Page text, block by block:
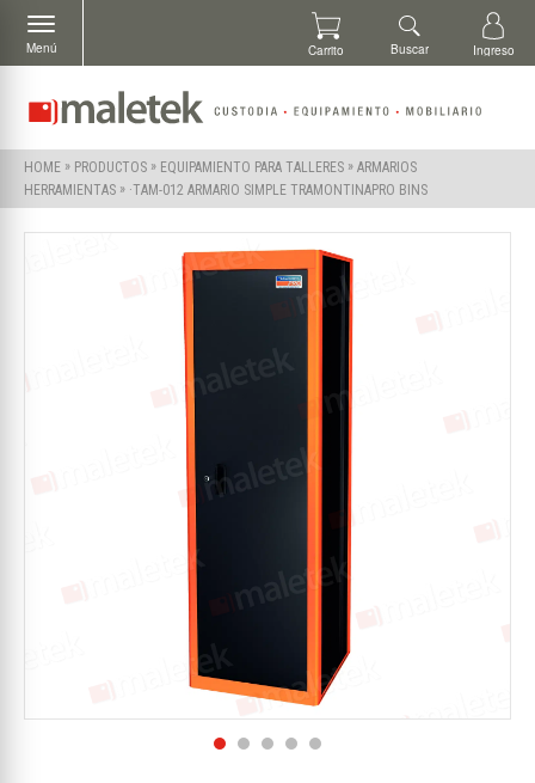
HOME » PRODUCTOS » EQUIPAMIENTO PARA TALLERES » ARMARIOS
HERRAMIENTAS » ·TAM-012 ARMARIO SIMPLE TRAMONTINAPRO BINS
Menú Carrito Buscar Ingreso